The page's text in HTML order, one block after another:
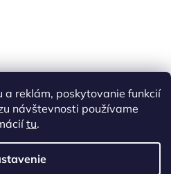
a reklám, poskytovanie funkcií
návštevnosti používame
tu.